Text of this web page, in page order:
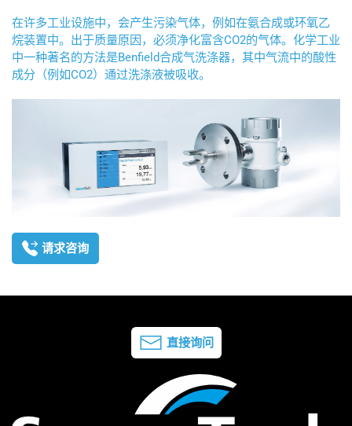
在许多工业设施中，会产生污染气体，例如在氨合成或环氧乙
烷装置中。出于质量原因，必须净化富含CO2的气体。化学工业
中一种著名的方法是Benfield合成气洗涤器，其中气流中的酸性
成分（例如CO2）通过洗涤液被吸收。
请求咨询
直接询问